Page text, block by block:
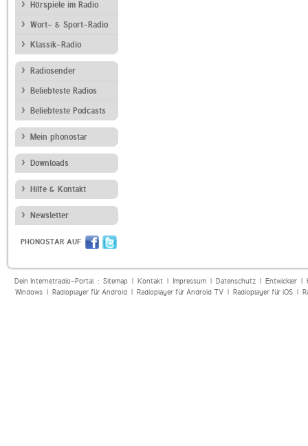
Hörspiele im Radio
Wort- & Sport-Radio
Klassik-Radio
Radiosender
Beliebteste Radios
Beliebteste Podcasts
Mein phonostar
Downloads
Hilfe & Kontakt
Newsletter
PHONOSTAR AUF
Dein Internetradio-Portal : Sitemap| Kontakt| Impressum| Datenschutz| Entwickler|
Windows| Radioplayer für Android| Radioplayer für Android TV| Radioplayer für iOS|